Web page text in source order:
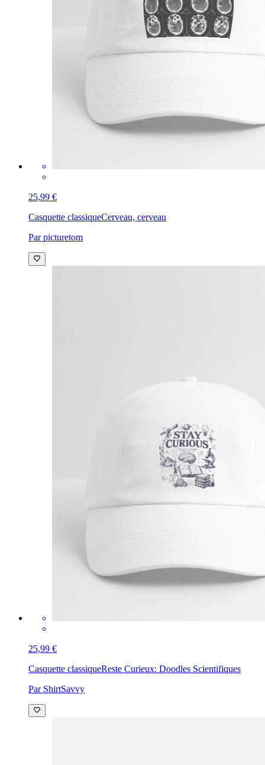
25,99 €
Casquette classiqueCerveau, cerveau
Par picturetom
25,99 €
Casquette classiqueReste Curieux: Doodles Scientifiques
Par ShirtSavvy